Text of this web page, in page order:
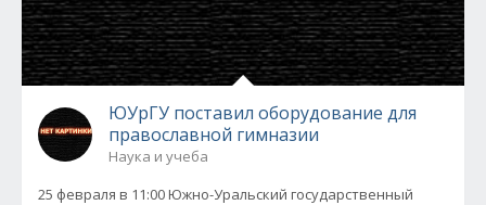
ЮУрГУ поставил оборудование для
православной гимназии
Наука и учеба
25 февраля в 11:00 Южно-Уральский государственный